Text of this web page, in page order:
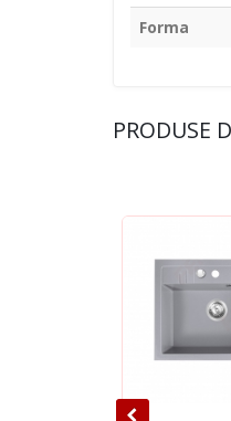
Forma
PRODUSE